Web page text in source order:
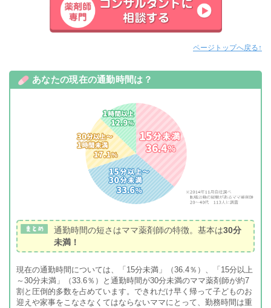
ページトップへ戻る↑
あなたの現在の通勤時間は？
通勤時間の短さはママ薬剤師の特徴。基本は30分
未満！
現在の通勤時間については、「15分未満」（36.4％）、「15分以上
～30分未満」（33.6％）と通勤時間が30分未満のママ薬剤師が約7
割と圧倒的多数を占めています。できれだけ早く帰って子どものお
迎えや家事をこなさなくてはならないママにとって、勤務時間は重